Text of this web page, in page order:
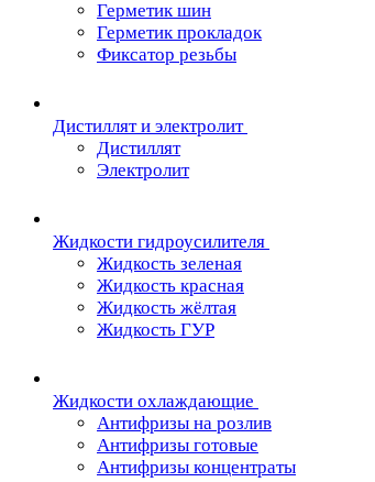
Герметик шин
Герметик прокладок
Фиксатор резьбы
Дистиллят и электролит
Дистиллят
Электролит
Жидкости гидроусилителя
Жидкость зеленая
Жидкость красная
Жидкость жёлтая
Жидкость ГУР
Жидкости охлаждающие
Антифризы на розлив
Антифризы готовые
Антифризы концентраты